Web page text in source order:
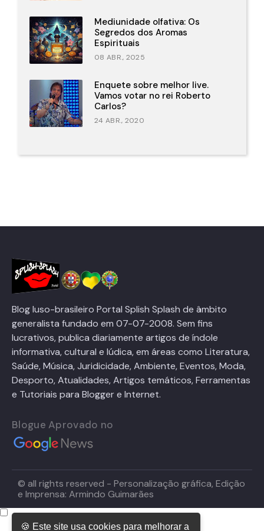
Mediunidade olfativa: Os
Segredos dos Aromas
Espirituais
08 ABR., 2025
Enquete sobre melhor live.
Vamos votar no rei Roberto
Carlos?
24 ABR., 2020
Blog luso-brasileiro Portal Splish Splash de âmbito
generalista fundado em 07-07-2008. Sem fins
lucrativos, publica diariamente artigos de índole
informativa, cultural e lúdica, em áreas como Literatura,
Saúde, Música, Juridicidade, Ambiente, Eventos, Moda,
Desporto, Atualidades, Artigos temáticos, Ferramentas
e Tutoriais para Blogger e Internet.
Blogue Aprovado no
© all rights reserved - Personalização gráfica, Edição
e Imprensa: Armindo Guimarães
🍪 Este site usa cookies para melhorar a